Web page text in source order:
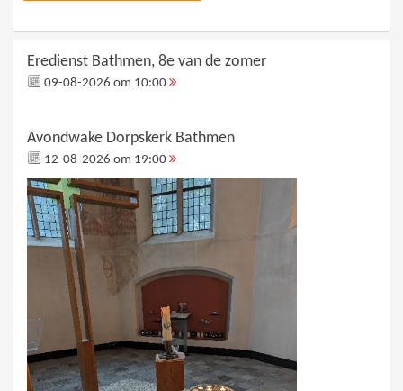
Eredienst Bathmen, 8e van de zomer
09-08-2026 om 10:00
Avondwake Dorpskerk Bathmen
12-08-2026 om 19:00